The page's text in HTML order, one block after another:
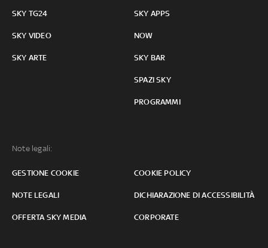
SKY TG24
SKY VIDEO
SKY ARTE
SKY APPS
NOW
SKY BAR
SPAZI SKY
PROGRAMMI
Note legali:
GESTIONE COOKIE COOKIE POLICY
NOTE LEGALI DICHIARAZIONE DI ACCESSIBILITÀ
OFFERTA SKY MEDIA CORPORATE